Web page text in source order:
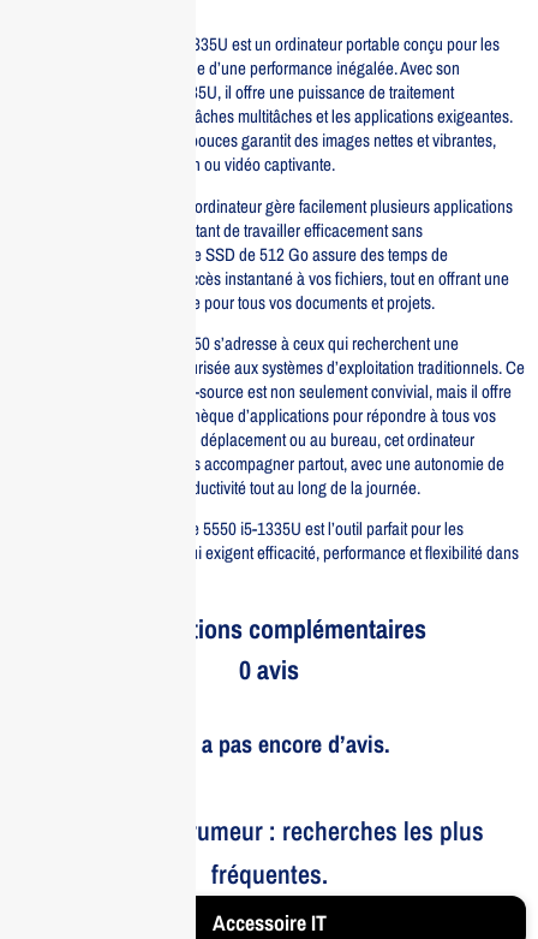
Le DELL Latitude 5550 i5-1335U est un ordinateur portable conçu pour les
professionnels à la recherche d’une performance inégalée. Avec son
processeur Intel Core i5-1335U, il offre une puissance de traitement
supérieure, idéale pour les tâches multitâches et les applications exigeantes.
Son écran Full HD de 15,6 pouces garantit des images nettes et vibrantes,
rendant chaque présentation ou vidéo captivante.
Doté de 16 Go de RAM, cet ordinateur gère facilement plusieurs applications
simultanément, vous permettant de travailler efficacement sans
ralentissements. Le stockage SSD de 512 Go assure des temps de
chargement rapides et un accès instantané à vos fichiers, tout en offrant une
grande capacité de stockage pour tous vos documents et projets.
Sous Ubuntu, le Latitude 5550 s’adresse à ceux qui recherchent une
alternative puissante et sécurisée aux systèmes d’exploitation traditionnels. Ce
système d’exploitation open-source est non seulement convivial, mais il offre
également une vaste bibliothèque d’applications pour répondre à tous vos
besoins. Que vous soyez en déplacement ou au bureau, cet ordinateur
portable est conçu pour vous accompagner partout, avec une autonomie de
batterie qui facilite votre productivité tout au long de la journée.
En résumé, le DELL Latitude 5550 i5-1335U est l’outil parfait pour les
professionnels modernes qui exigent efficacité, performance et flexibilité dans
Informations complémentaires
0 avis
Il n’y a pas encore d’avis.
Le bruit et la rumeur : recherches les plus
fréquentes.
Accessoire IT